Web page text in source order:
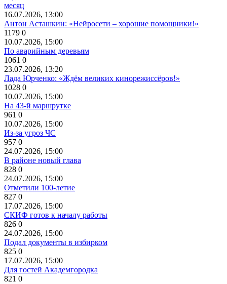
месяц
16.07.2026, 13:00
Антон Асташкин: «Нейросети – хорошие помощники!»
1179 0
10.07.2026, 15:00
По аварийным деревьям
1061 0
23.07.2026, 13:20
Лада Юрченко: «Ждём великих кинорежиссёров!»
1028 0
10.07.2026, 15:00
На 43-й маршрутке
961 0
10.07.2026, 15:00
Из-за угроз ЧС
957 0
24.07.2026, 15:00
В районе новый глава
828 0
24.07.2026, 15:00
Отметили 100-летие
827 0
17.07.2026, 15:00
СКИФ готов к началу работы
826 0
24.07.2026, 15:00
Подал документы в избирком
825 0
17.07.2026, 15:00
Для гостей Академгородка
821 0